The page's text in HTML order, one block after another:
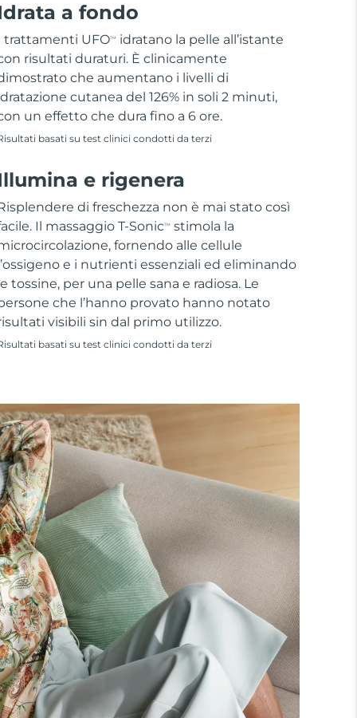
a fondo
trattamenti UFOTM
idratano la pelle all’istante
risultati duraturi. È clinicamente
che aumentano i livelli di
cutanea del 126% in soli 2 minuti,
un effetto che dura fino a 6 ore.
basati su test clinici condotti da terzi
e rigenera
di freschezza non è mai stato così
Il massaggio T-SonicTM
stimola la
fornendo alle cellule
e i nutrienti essenziali ed eliminando
tossine, per una pelle sana e radiosa. Le
che l’hanno provato hanno notato
visibili sin dal primo utilizzo.
basati su test clinici condotti da terzi